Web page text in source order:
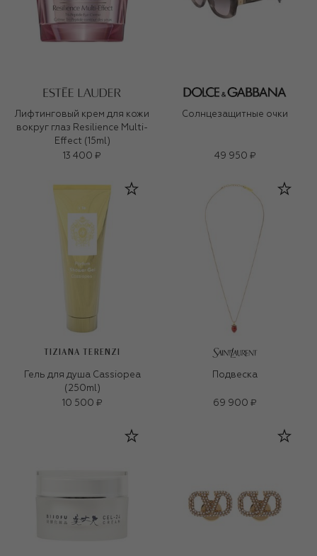
Лифтинговый крем для кожи
вокруг глаз Resilience Multi-
Effect (15ml)
13 400 ₽
Солнцезащитные очки
49 950 ₽
TIZIANA TERENZI
Гель для душа Cassiopea
(250ml)
10 500 ₽
Подвеска
69 900 ₽